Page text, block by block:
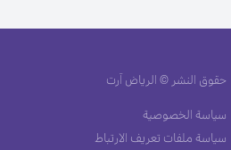
حقوق النشر © الرياض آرت
سياسة الخصوصية
سياسة ملفات تعريف الارتباط